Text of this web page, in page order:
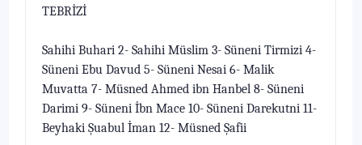
TEBRİZİ
Sahihi Buhari 2- Sahihi Müslim 3- Süneni Tirmizi 4-
Süneni Ebu Davud 5- Süneni Nesai 6- Malik
Muvatta 7- Müsned Ahmed ibn Hanbel 8- Süneni
Darimi 9- Süneni İbn Mace 10- Süneni Darekutni 11-
Beyhaki Şuabul İman 12- Müsned Şafii